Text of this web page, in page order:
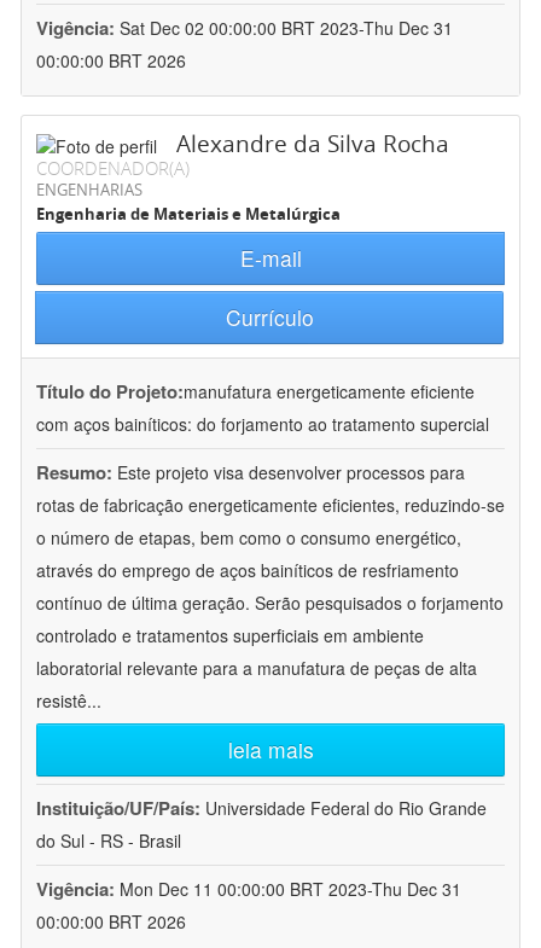
Vigência: Sat Dec 02 00:00:00 BRT 2023-Thu Dec 31
00:00:00 BRT 2026
Alexandre da Silva Rocha
COORDENADOR(A)
ENGENHARIAS
Engenharia de Materiais e Metalúrgica
E-mail
Currículo
Título do Projeto:manufatura energeticamente eficiente
com aços bainíticos: do forjamento ao tratamento supercial
Resumo: Este projeto visa desenvolver processos para
rotas de fabricação energeticamente eficientes, reduzindo-se
o número de etapas, bem como o consumo energético,
através do emprego de aços bainíticos de resfriamento
contínuo de última geração. Serão pesquisados o forjamento
controlado e tratamentos superficiais em ambiente
laboratorial relevante para a manufatura de peças de alta
resistê...
leia mais
Instituição/UF/País: Universidade Federal do Rio Grande
do Sul - RS - Brasil
Vigência: Mon Dec 11 00:00:00 BRT 2023-Thu Dec 31
00:00:00 BRT 2026